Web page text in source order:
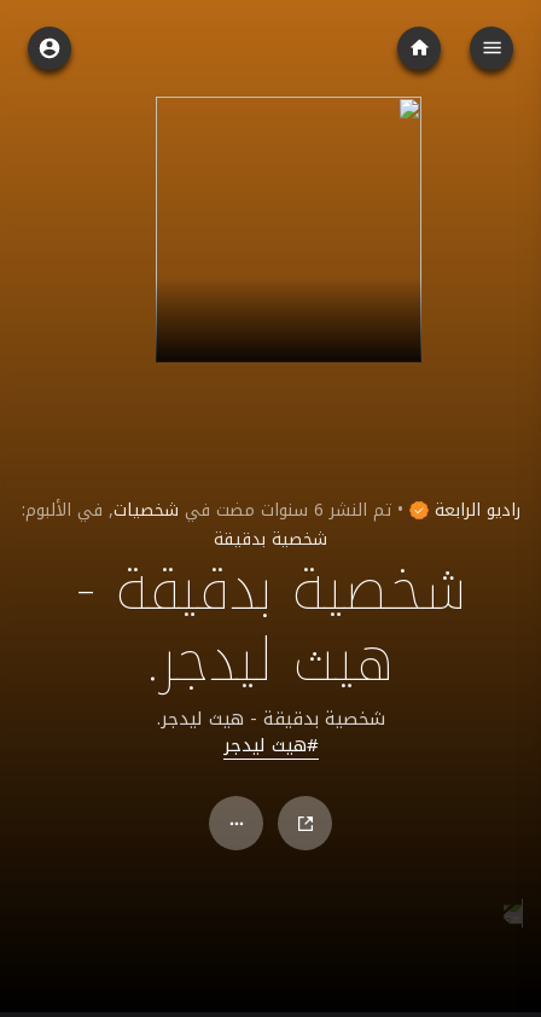
راديو الرابعة • تم النشر6 سنوات مضت في شخصيات, في الألبوم:
شخصية بدقيقة
شخصية بدقيقة -
هيث ليدجر.
شخصية بدقيقة - هيث ليدجر.
#هيث ليدجر